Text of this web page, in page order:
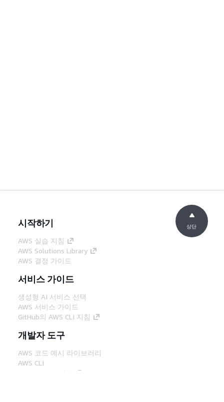
시작하기
AWS 실습 지침
AWS Solutions Library
AWS 결정 가이드
서비스 가이드
생성형 AI 서비스 선택
AWS 서비스 가이드
GitHub의 AWS CLI 지침
개발자 도구
AWS 코드 예시 라이브러리
AWS CLI
AWS Builder 센터
상단